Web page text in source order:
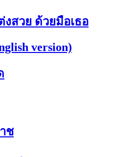
งสวย ด้วยมือเธอ
version)
ช